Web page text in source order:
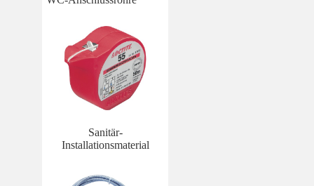
Sanitär-
Installationsmaterial